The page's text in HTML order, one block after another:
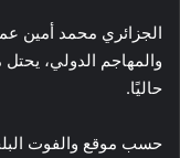
الجزائري محمد أمين
والمهاجم الدولي،
حاليًا.